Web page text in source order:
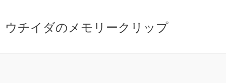
ウチイダのメモリークリップ